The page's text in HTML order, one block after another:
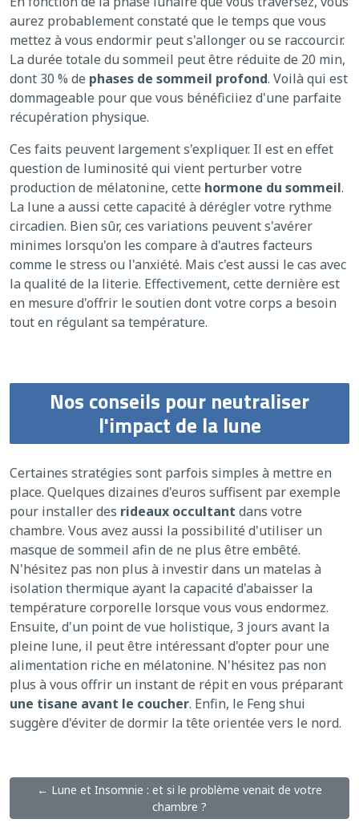
aurez probablement constaté que le temps que vous
mettez à vous endormir peut s'allonger ou se raccourcir.
La durée totale du sommeil peut être réduite de 20 min,
dont 30 % de phases de sommeil profond. Voilà qui est
dommageable pour que vous bénéficiiez d'une parfaite
récupération physique.
Ces faits peuvent largement s'expliquer. Il est en effet
question de luminosité qui vient perturber votre
production de mélatonine, cette hormone du sommeil.
La lune a aussi cette capacité à dérégler votre rythme
circadien. Bien sûr, ces variations peuvent s'avérer
minimes lorsqu'on les compare à d'autres facteurs
comme le stress ou l'anxiété. Mais c'est aussi le cas avec
la qualité de la literie. Effectivement, cette dernière est
en mesure d'offrir le soutien dont votre corps a besoin
tout en régulant sa température.
Nos conseils pour neutraliser
l'impact de la lune
Certaines stratégies sont parfois simples à mettre en
place. Quelques dizaines d'euros suffisent par exemple
pour installer des rideaux occultant dans votre
chambre. Vous avez aussi la possibilité d'utiliser un
masque de sommeil afin de ne plus être embêté.
N'hésitez pas non plus à investir dans un matelas à
isolation thermique ayant la capacité d'abaisser la
température corporelle lorsque vous vous endormez.
Ensuite, d'un point de vue holistique, 3 jours avant la
pleine lune, il peut être intéressant d'opter pour une
alimentation riche en mélatonine. N'hésitez pas non
plus à vous offrir un instant de répit en vous préparant
une tisane avant le coucher. Enfin, le Feng shui
suggère d'éviter de dormir la tête orientée vers le nord.
← Lune et Insomnie : et si le problème venait de votre
chambre ?